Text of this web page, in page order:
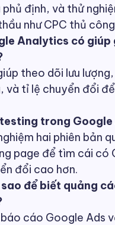
phủ định, và thử
như CPC thủ
Analytics có giúp
theo dõi lưu
và tỉ lệ chuyển đổi
trong Google
hai phiên bản
page để tìm cái có
đổi cao hơn.
để biết quảng
cáo Google Ads